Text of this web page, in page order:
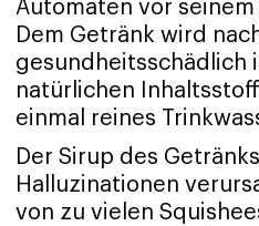
Automaten vor
Dem Getränk wird
gesundheitsschädlich
natürlichen
einmal reines
Der Sirup des
Halluzinationen
von zu vielen